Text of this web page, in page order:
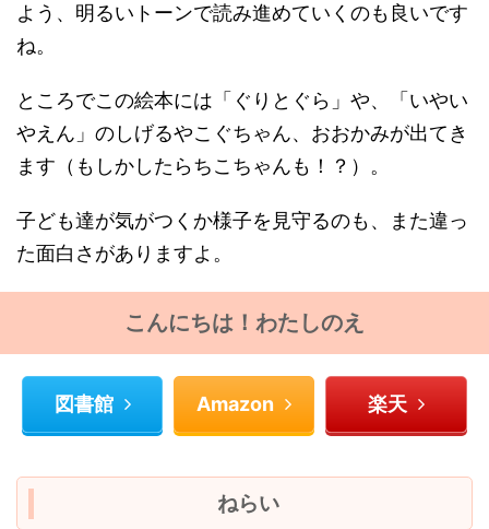
よう、明るいトーンで読み進めていくのも良いです
ね。
ところでこの絵本には「ぐりとぐら」や、「いやい
やえん」のしげるやこぐちゃん、おおかみが出てき
ます（もしかしたらちこちゃんも！？）。
子ども達が気がつくか様子を見守るのも、また違っ
た面白さがありますよ。
こんにちは！わたしのえ
図書館 Amazon 楽天
ねらい